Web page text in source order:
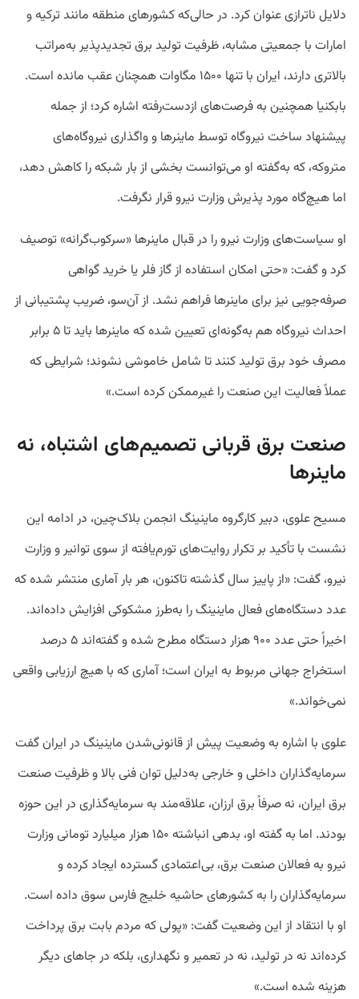
دلایل ناترازی عنوان کرد. در حالی‌که کشورهای منطقه مانند ترکیه و
امارات با جمعیتی مشابه، ظرفیت تولید برق تجدیدپذیر به‌مراتب
بالاتری دارند، ایران با تنها ۱۵۰۰ مگاوات همچنان عقب مانده است.
بابکنیا همچنین به فرصت‌های ازدست‌رفته اشاره کرد؛ از جمله
پیشنهاد ساخت نیروگاه توسط ماینرها و واگذاری نیروگاه‌های
متروکه، که به‌گفته او می‌توانست بخشی از بار شبکه را کاهش دهد،
اما هیچ‌گاه مورد پذیرش وزارت نیرو قرار نگرفت.
او سیاست‌های وزارت نیرو را در قبال ماینرها «سرکوب‌گرانه» توصیف
کرد و گفت: «حتی امکان استفاده از گاز فلر یا خرید گواهی
صرفه‌جویی نیز برای ماینرها فراهم نشد. از آن‌سو، ضریب پشتیبانی از
احداث نیروگاه هم به‌گونه‌ای تعیین شده که ماینرها باید تا ۵ برابر
مصرف خود برق تولید کنند تا شامل خاموشی نشوند؛ شرایطی که
عملاً فعالیت این صنعت را غیرممکن کرده است.»
صنعت برق قربانی تصمیم‌های اشتباه، نه
ماینرها
مسیح علوی، دبیر کارگروه ماینینگ انجمن بلاک‌چین، در ادامه این
نشست با تأکید بر تکرار روایت‌های تورم‌یافته از سوی توانیر و وزارت
نیرو، گفت: «از پاییز سال گذشته تاکنون، هر بار آماری منتشر شده که
عدد دستگاه‌های فعال ماینینگ را به‌طرز مشکوکی افزایش داده‌اند.
اخیراً حتی عدد ۹۰۰ هزار دستگاه مطرح شده و گفته‌اند ۵ درصد
استخراج جهانی مربوط به ایران است؛ آماری که با هیچ ارزیابی واقعی
نمی‌خواند.»
علوی با اشاره به وضعیت پیش از قانونی‌شدن ماینینگ در ایران گفت
سرمایه‌گذاران داخلی و خارجی به‌دلیل توان فنی بالا و ظرفیت صنعت
برق ایران، نه صرفاً برق ارزان، علاقه‌مند به سرمایه‌گذاری در این حوزه
بودند. اما به گفته او، بدهی انباشته ۱۵۰ هزار میلیارد تومانی وزارت
نیرو به فعالان صنعت برق، بی‌اعتمادی گسترده ایجاد کرده و
سرمایه‌گذاران را به کشورهای حاشیه خلیج فارس سوق داده است.
او با انتقاد از این وضعیت گفت: «پولی که مردم بابت برق پرداخت
کرده‌اند نه در تولید، نه در تعمیر و نگهداری، بلکه در جاهای دیگر
هزینه شده است.»